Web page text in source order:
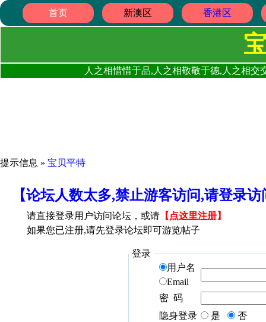
首页 新澳区 香港区
人之相惜惜于品,人之相敬敬于德,人之相
提示信息 » 宝贝平特
【论坛人数太多,禁止游客访问,请登录
请直接登录用户访问论坛，或请 【 点这里注册】
如果您已注册,请先登录论坛即可游览帖子
登录
用户名
Email
密 码
隐身登录
是 否